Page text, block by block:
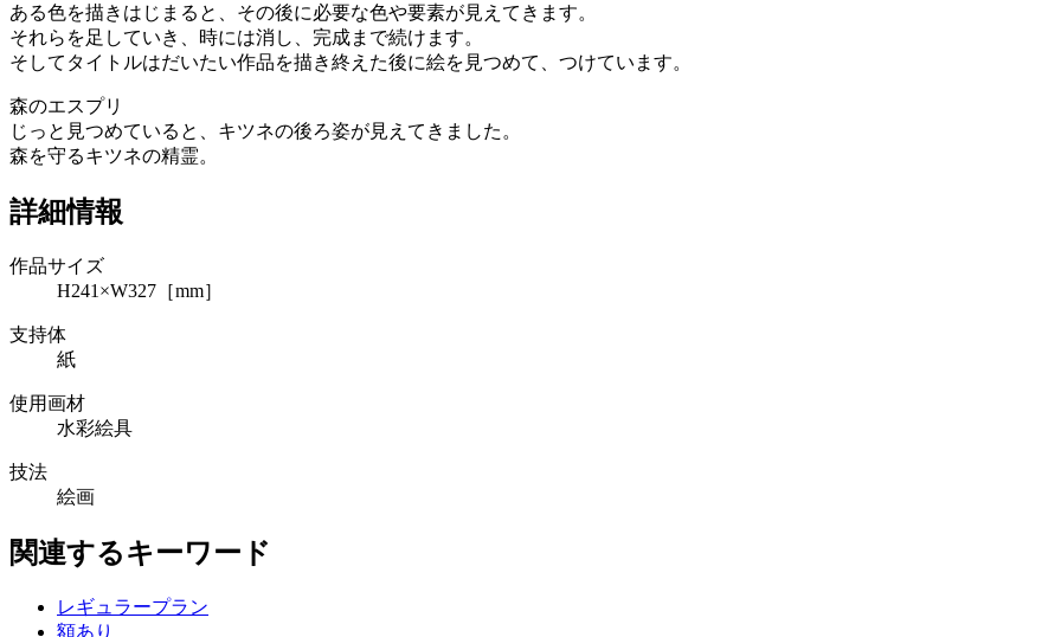
ある色を描きはじまると、その後に必要な色や要素が見えてきます。
それらを足していき、時には消し、完成まで続けます。
そしてタイトルはだいたい作品を描き終えた後に絵を見つめて、つけています。
森のエスプリ
じっと見つめていると、キツネの後ろ姿が見えてきました。
森を守るキツネの精霊。
詳細情報
作品サイズ
H241×W327［mm］
支持体
紙
使用画材
水彩絵具
技法
絵画
関連するキーワード
レギュラープラン
額あり